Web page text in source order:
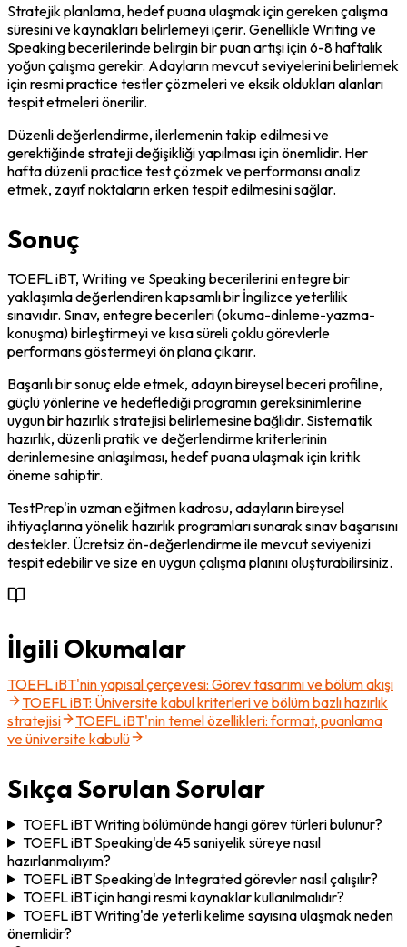
Stratejik planlama, hedef puana ulaşmak için gereken çalışma
süresini ve kaynakları belirlemeyi içerir. Genellikle Writing ve
Speaking becerilerinde belirgin bir puan artışı için 6-8 haftalık
yoğun çalışma gerekir. Adayların mevcut seviyelerini belirlemek
için resmi practice testler çözmeleri ve eksik oldukları alanları
tespit etmeleri önerilir.
Düzenli değerlendirme, ilerlemenin takip edilmesi ve
gerektiğinde strateji değişikliği yapılması için önemlidir. Her
hafta düzenli practice test çözmek ve performansı analiz
etmek, zayıf noktaların erken tespit edilmesini sağlar.
Sonuç
TOEFL iBT, Writing ve Speaking becerilerini entegre bir
yaklaşımla değerlendiren kapsamlı bir İngilizce yeterlilik
sınavıdır. Sınav, entegre becerileri (okuma-dinleme-yazma-
konuşma) birleştirmeyi ve kısa süreli çoklu görevlerle
performans göstermeyi ön plana çıkarır.
Başarılı bir sonuç elde etmek, adayın bireysel beceri profiline,
güçlü yönlerine ve hedeflediği programın gereksinimlerine
uygun bir hazırlık stratejisi belirlemesine bağlıdır. Sistematik
hazırlık, düzenli pratik ve değerlendirme kriterlerinin
derinlemesine anlaşılması, hedef puana ulaşmak için kritik
öneme sahiptir.
TestPrep'in uzman eğitmen kadrosu, adayların bireysel
ihtiyaçlarına yönelik hazırlık programları sunarak sınav başarısını
destekler. Ücretsiz ön-değerlendirme ile mevcut seviyenizi
tespit edebilir ve size en uygun çalışma planını oluşturabilirsiniz.
İlgili Okumalar
TOEFL iBT'nin yapısal çerçevesi: Görev tasarımı ve bölüm akışı
TOEFL iBT: Üniversite kabul kriterleri ve bölüm bazlı hazırlık
stratejisi
TOEFL iBT'nin temel özellikleri: format, puanlama
ve üniversite kabulü
Sıkça Sorulan Sorular
TOEFL iBT Writing bölümünde hangi görev türleri bulunur?
TOEFL iBT Speaking'de 45 saniyelik süreye nasıl
hazırlanmalıyım?
TOEFL iBT Speaking'de Integrated görevler nasıl çalışılır?
TOEFL iBT için hangi resmi kaynaklar kullanılmalıdır?
TOEFL iBT Writing'de yeterli kelime sayısına ulaşmak neden
önemlidir?